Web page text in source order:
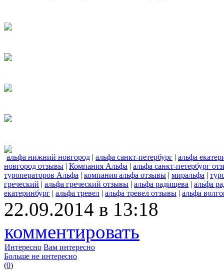
альфа нижний новгород | альфа санкт-петербург | альфа
новгород отзывы | Компания Альфа | альфа санкт-петербург
туроператоров Альфа | компания альфа отзывы | миральфа |
греческий | альфа греческий отзывы | альфа радищева | альфа
екатеринбург | альфа тревел | альфа тревел отзывы | альфа
22.09.2014 в 13:18
комментировать
Интересно Вам интересно
Больше не интересно
(0)